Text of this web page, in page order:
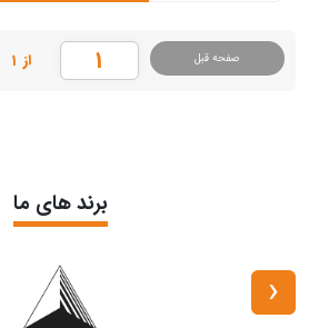
صفحه قبل از ۱
برند های ما
‹